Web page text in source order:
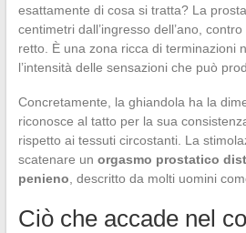
esattamente di cosa si tratta? La
centimetri dall’ingresso dell’ano,
retto. È una zona ricca di terminazioni
l’intensità delle sensazioni che può
Concretamente, la ghiandola ha la
riconosce al tatto per la sua
rispetto ai tessuti circostanti. La
scatenare un orgasmo prostatico
penieno, descritto da molti uomini
Ciò che accade nel